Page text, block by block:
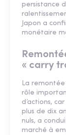
persistance
Japon a
monétaire
« carry
La
rôle
d’actions,
plus de dix
nuls, a
marché à